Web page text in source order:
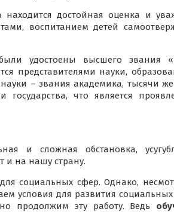
достойная оценка и
воспитанием детей
удостоены высшего звания
представителями науки,
– звания академика, тысячи
что является
и сложная обстановка,
и на нашу страну.
социальных сфер. Однако,
условия для развития
продолжим эту работу. Ведь